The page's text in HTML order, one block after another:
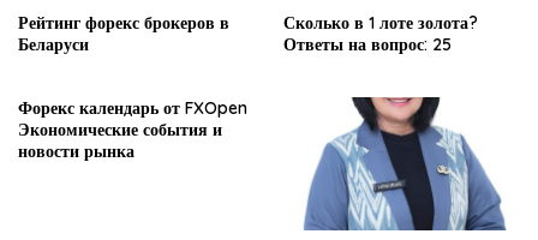
Рейтинг форекс брокеров в
Беларуси
Сколько в 1 лоте золота?
Ответы на вопрос: 25
Форекс календарь от FXOpen
Экономические события и
новости рынка